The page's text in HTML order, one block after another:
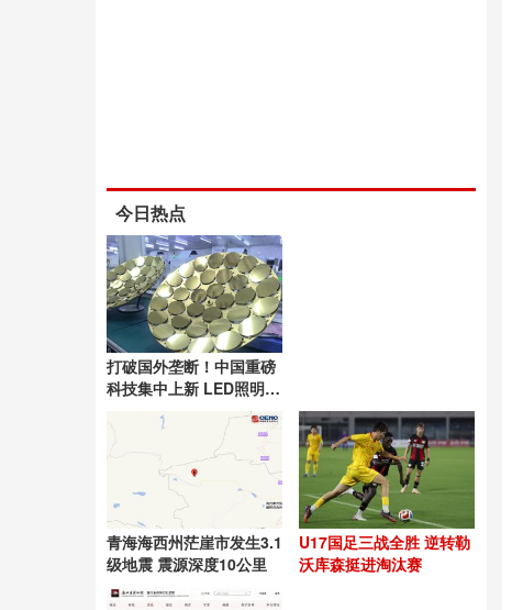
今日热点
打破国外垄断！中国重磅
科技集中上新 LED照明技
术国际领先
青海海西州茫崖市发生3.1
级地震 震源深度10公里
U17国足三战全胜 逆转勒
沃库森挺进淘汰赛